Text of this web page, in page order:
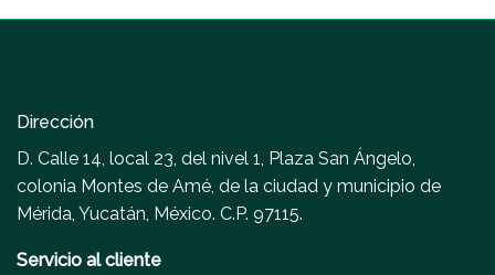
Dirección
D. Calle 14, local 23, del nivel 1, Plaza San Ángelo,
colonia Montes de Amé, de la ciudad y municipio de
Mérida, Yucatán, México. C.P. 97115.
Servicio al cliente